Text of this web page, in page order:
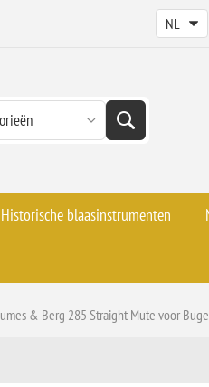
Historische blaasinstrumenten
& Berg 285 Straight Mute voor